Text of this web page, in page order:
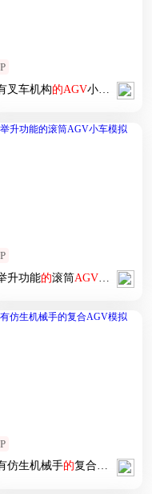
叉车机构的AGV小车 模拟
升功能的滚筒AGV小车模拟
仿生机械手的复合AGV模拟